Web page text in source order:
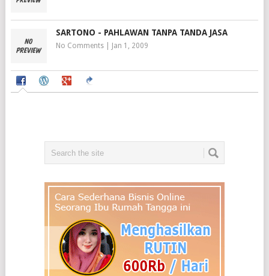
SARTONO - PAHLAWAN TANPA TANDA JASA
No Comments| Jan 1, 2009